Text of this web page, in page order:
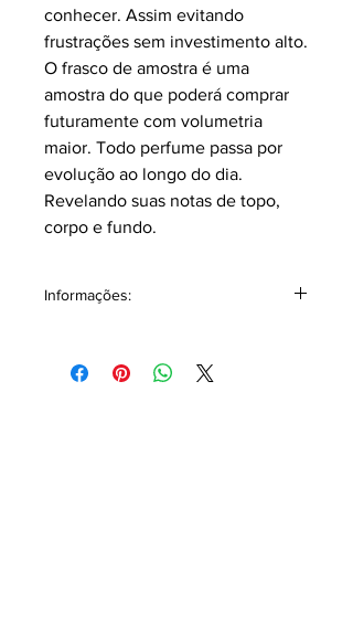
conhecer. Assim evitando
frustrações sem investimento alto.
O frasco de amostra é uma
amostra do que poderá comprar
futuramente com volumetria
maior. Todo perfume passa por
evolução ao longo do dia.
Revelando suas notas de topo,
corpo e fundo.
Informações:
Notas topo: Bergamota.